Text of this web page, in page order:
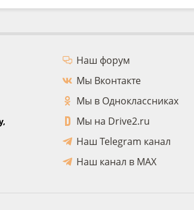
Наш форум
Мы Вконтакте
Мы в Одноклассниках
Мы на Drive2.ru
Наш Telegram канал
Наш канал в MAX